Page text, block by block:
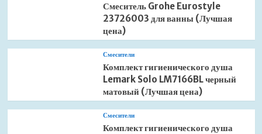
Смеситель Grohe Eurostyle
23726003 для ванны (Лучшая
цена)
Смесители
Комплект гигиенического душа
Lemark Solo LM7166BL черный
матовый (Лучшая цена)
Смесители
Комплект гигиенического душа